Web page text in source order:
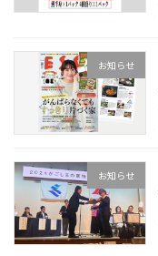
お知らせ
お知らせ